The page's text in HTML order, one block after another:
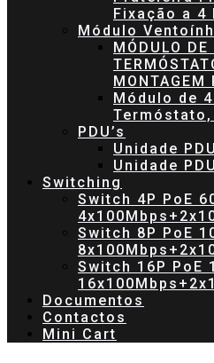
Fixação a 4
Módulo
MÓDULO
MONTAGEM
Módulo de
PDU’s
Unidade
Unidade
Switching
Switch 4P PoE
Switch 8P PoE
Switch 16P PoE
Documentos
Contactos
Mini Cart